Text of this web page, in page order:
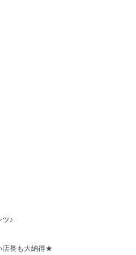
ツ♪
店長も大納得★